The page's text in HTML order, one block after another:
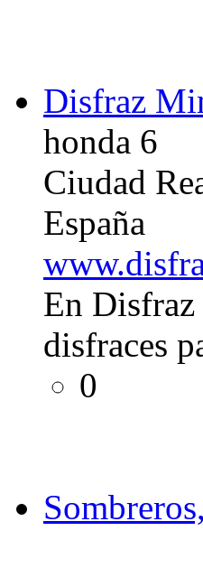
Disfraz
honda 6
Ciudad
España
En
disfraces
0